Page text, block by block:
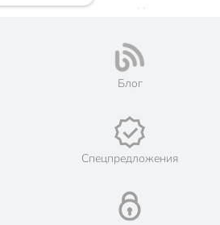
из магазинов города Москва.
сайте сети магазинов Порядок.
сайте интернет-гипермаркета или
продукция. Интернет-гипермаркет
представитель ведущих мировых
Блог
Спецпредложения